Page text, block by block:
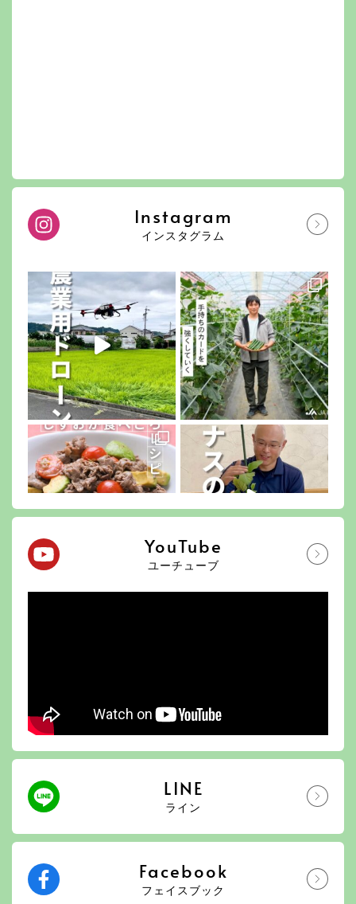
Instagram
インスタグラム
YouTube
ユーチューブ
LINE
ライン
Facebook
フェイスブック